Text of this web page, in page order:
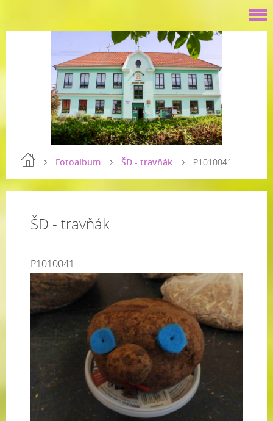
Fotoalbum ŠD - travňák P1010041
ŠD - travňák
P1010041